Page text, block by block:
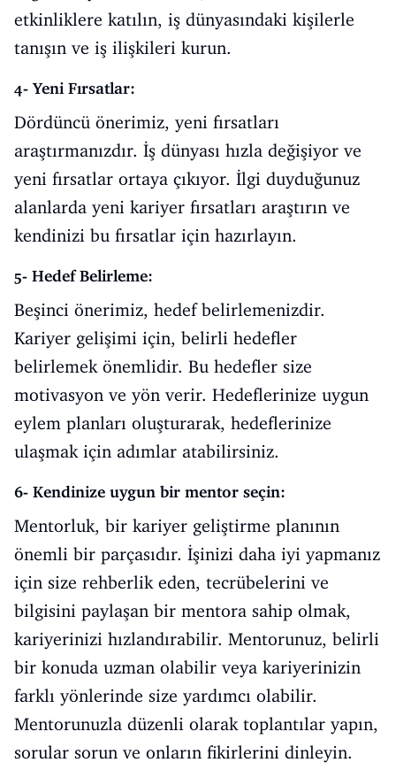
etkinliklere katılın, iş dünyasındaki kişilerle
tanışın ve iş ilişkileri kurun.
4- Yeni Fırsatlar:
Dördüncü önerimiz, yeni fırsatları
araştırmanızdır. İş dünyası hızla değişiyor ve
yeni fırsatlar ortaya çıkıyor. İlgi duyduğunuz
alanlarda yeni kariyer fırsatları araştırın ve
kendinizi bu fırsatlar için hazırlayın.
5- Hedef Belirleme:
Beşinci önerimiz, hedef belirlemenizdir.
Kariyer gelişimi için, belirli hedefler
belirlemek önemlidir. Bu hedefler size
motivasyon ve yön verir. Hedeflerinize uygun
eylem planları oluşturarak, hedeflerinize
ulaşmak için adımlar atabilirsiniz.
6- Kendinize uygun bir mentor seçin:
Mentorluk, bir kariyer geliştirme planının
önemli bir parçasıdır. İşinizi daha iyi yapmanız
için size rehberlik eden, tecrübelerini ve
bilgisini paylaşan bir mentora sahip olmak,
kariyerinizi hızlandırabilir. Mentorunuz, belirli
bir konuda uzman olabilir veya kariyerinizin
farklı yönlerinde size yardımcı olabilir.
Mentorunuzla düzenli olarak toplantılar yapın,
sorular sorun ve onların fikirlerini dinleyin.